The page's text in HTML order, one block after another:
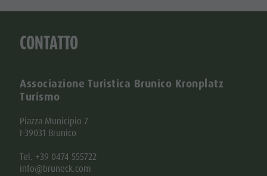
CONTATTO
Associazione Turistica Brunico Kronplatz
Turismo
Piazza Municipio 7
I-39031 Brunico
Tel. +39 0474 555722
info@bruneck.com